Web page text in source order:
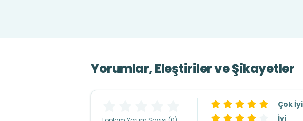
Yorumlar, Eleştiriler ve Şikayetler
Çok İyi
İyi